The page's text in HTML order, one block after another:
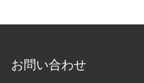
お問い合わせ